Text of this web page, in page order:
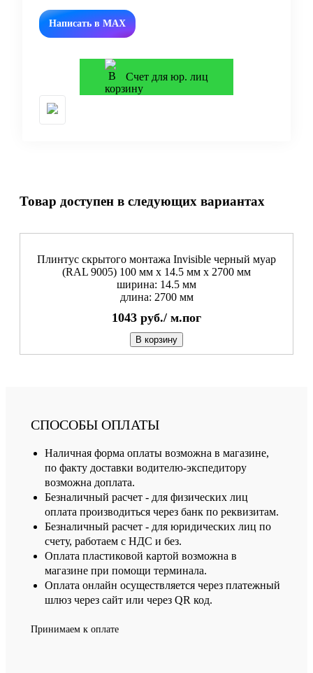
Написать в MAX
Счет для юр. лиц
Товар доступен в следующих вариантах
Плинтус скрытого монтажа Invisible черный муар
(RAL 9005) 100 мм x 14.5 мм х 2700 мм
ширина: 14.5 мм
длина: 2700 мм
1043 руб./ м.пог
В корзину
СПОСОБЫ ОПЛАТЫ
Наличная форма оплаты возможна в магазине,
по факту доставки водителю-экспедитору
возможна доплата.
Безналичный расчет - для физических лиц
оплата производиться через банк по реквизитам.
Безналичный расчет - для юридических лиц по
счету, работаем с НДС и без.
Оплата пластиковой картой возможна в
магазине при помощи терминала.
Оплата онлайн осуществляется через платежный
шлюз через сайт или через QR код.
Принимаем к оплате